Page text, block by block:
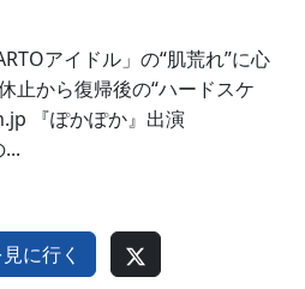
アイドル」の“肌荒れ”に心
止から復帰後の“ハードスケ
『ぽかぽか』出演
...
に行く